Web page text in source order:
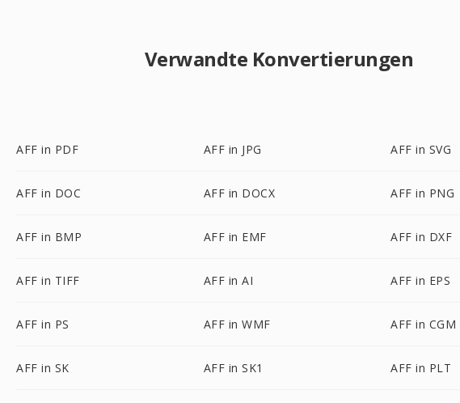
Verwandte Konvertierungen
AFF in PDF AFF in JPG AFF in SVG
AFF in DOC AFF in DOCX AFF in PNG
AFF in BMP AFF in EMF AFF in DXF
AFF in TIFF AFF in AI AFF in EPS
AFF in PS AFF in WMF AFF in CGM
AFF in SK AFF in SK1 AFF in PLT